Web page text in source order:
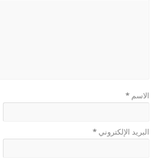
الاسم*
البريد الإلكتروني*